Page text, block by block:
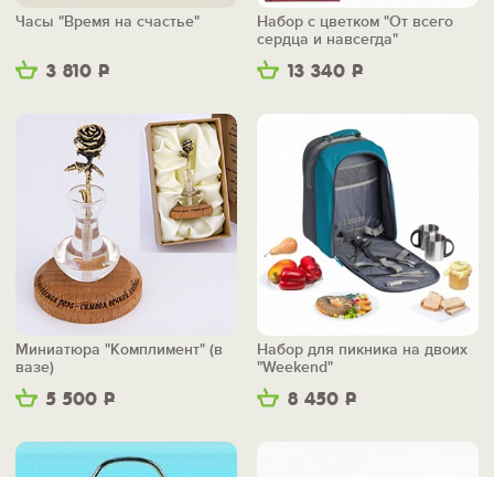
3 810 Р
Часы "Время на счастье"
13 340 Р
Набор с цветком "От всего
сердца и навсегда"
5 500 Р
Миниатюра "Комплимент" (в
вазе)
8 450 Р
Набор для пикника на двоих
"Weekend"